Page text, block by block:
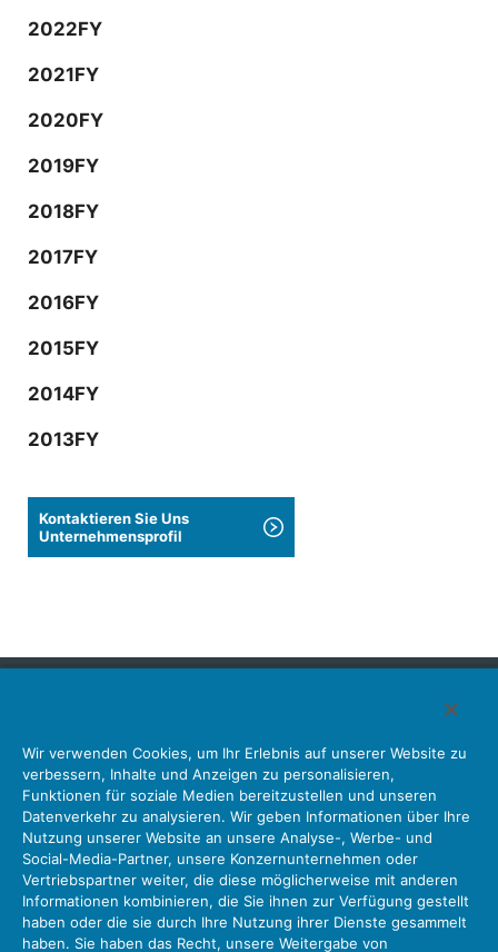
2022FY
2021FY
2020FY
2019FY
2018FY
2017FY
2016FY
2015FY
2014FY
2013FY
Kontaktieren Sie Uns
Unternehmensprofil
Steckverbinder Schnittstellenlösungen
Bewegungssensoren
Antenne
Bestandsabfrage
Unser Unternehmen Nachhaltigkeit
Anlegerbeziehungen
Unternehmen Informationen Neue Liste Neuigkeiten
Produktinformation Neue Liste
Sitemap Kontaktieren Sie Uns
Wir verwenden Cookies, um Ihr Erlebnis auf unserer Website zu
verbessern, Inhalte und Anzeigen zu personalisieren,
Funktionen für soziale Medien bereitzustellen und unseren
Datenverkehr zu analysieren. Wir geben Informationen über Ihre
Nutzung unserer Website an unsere Analyse-, Werbe- und
Social-Media-Partner, unsere Konzernunternehmen oder
Vertriebspartner weiter, die diese möglicherweise mit anderen
Informationen kombinieren, die Sie ihnen zur Verfügung gestellt
haben oder die sie durch Ihre Nutzung ihrer Dienste gesammelt
haben. Sie haben das Recht, unsere Weitergabe von